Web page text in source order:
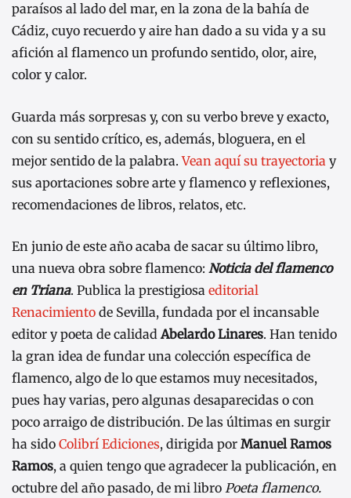
paraísos al lado del mar, en la zona de la bahía de
Cádiz, cuyo recuerdo y aire han dado a su vida y a su
afición al flamenco un profundo sentido, olor, aire,
color y calor.
Guarda más sorpresas y, con su verbo breve y exacto,
con su sentido crítico, es, además, bloguera, en el
mejor sentido de la palabra.Vean aquí su trayectoria y
sus aportaciones sobre arte y flamenco y reflexiones,
recomendaciones de libros, relatos, etc.
En junio de este año acaba de sacar su último libro,
una nueva obra sobre flamenco: Noticia del flamenco
en Triana. Publica la prestigiosa editorial
Renacimiento de Sevilla, fundada por el incansable
editor y poeta de calidadAbelardo Linares. Han tenido
la gran idea de fundar una colección específica de
flamenco, algo de lo que estamos muy necesitados,
pues hay varias, pero algunas desaparecidas o con
poco arraigo de distribución. De las últimas en surgir
ha sido Colibrí Ediciones, dirigida por Manuel Ramos
Ramos, a quien tengo que agradecer la publicación, en
octubre del año pasado, de mi libro Poeta flamenco.